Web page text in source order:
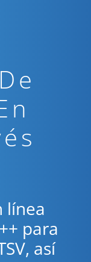
línea
para
así